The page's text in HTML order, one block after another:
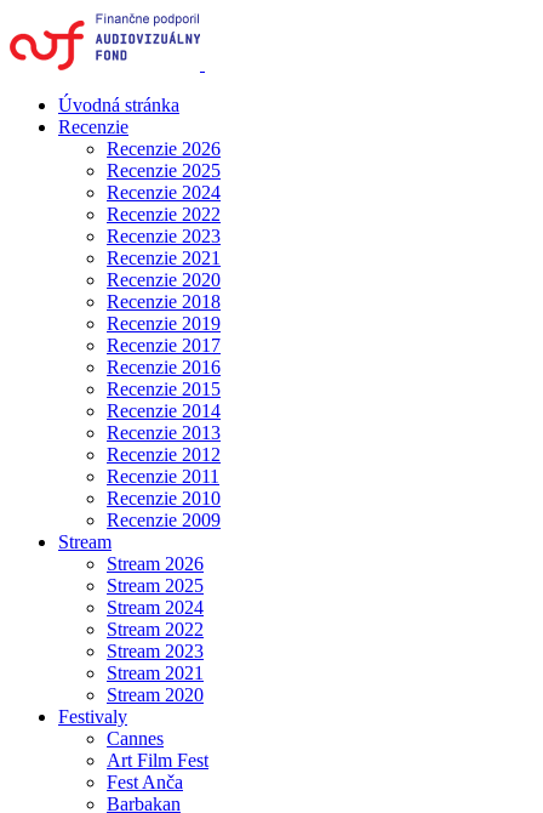
Úvodná stránka
Recenzie
Recenzie 2026
Recenzie 2025
Recenzie 2024
Recenzie 2022
Recenzie 2023
Recenzie 2021
Recenzie 2020
Recenzie 2018
Recenzie 2019
Recenzie 2017
Recenzie 2016
Recenzie 2015
Recenzie 2014
Recenzie 2013
Recenzie 2012
Recenzie 2011
Recenzie 2010
Recenzie 2009
Stream
Stream 2026
Stream 2025
Stream 2024
Stream 2022
Stream 2023
Stream 2021
Stream 2020
Festivaly
Cannes
Art Film Fest
Fest Anča
Barbakan